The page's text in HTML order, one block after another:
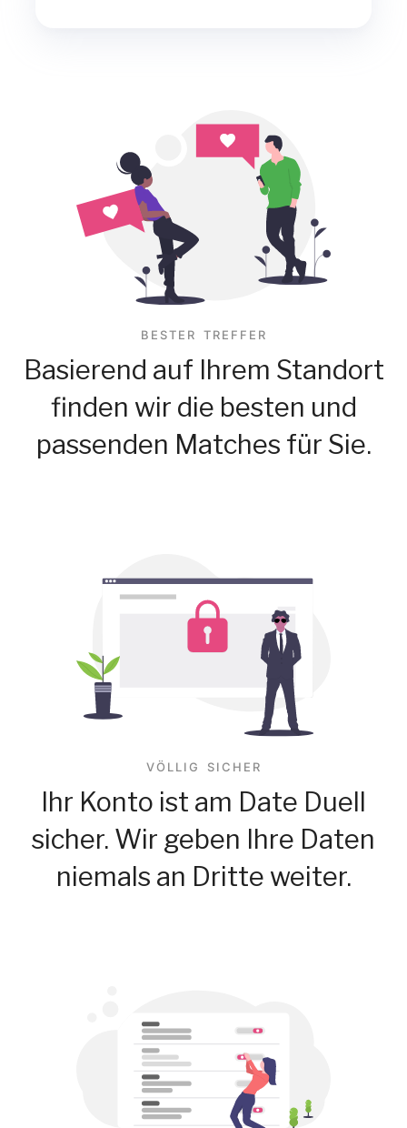
BESTER TREFFER
Basierend auf Ihrem Standort
finden wir die besten und
passenden Matches für Sie.
VÖLLIG SICHER
Ihr Konto ist am Date Duell
sicher. Wir geben Ihre Daten
niemals an Dritte weiter.